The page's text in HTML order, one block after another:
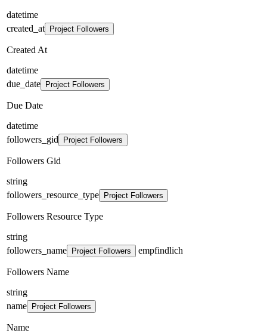
datetime
created_at
Project Followers
Created At
datetime
due_date
Project Followers
Due Date
datetime
followers_gid
Project Followers
Followers Gid
string
followers_resource_type
Project Followers
Followers Resource Type
string
followers_name
Project Followers empfindlich
Followers Name
string
name
Project Followers
Name